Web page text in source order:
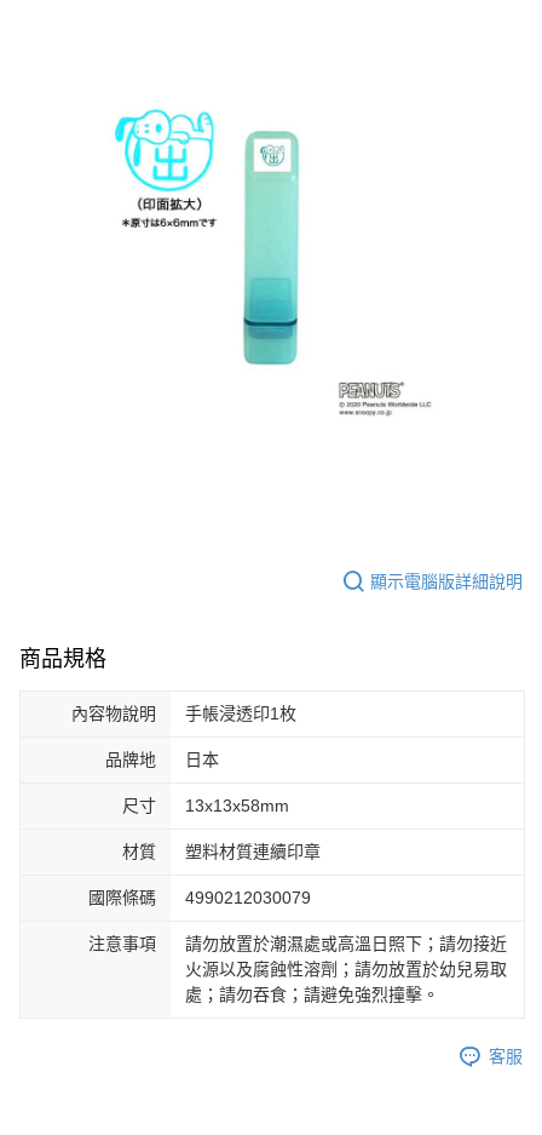
顯示電腦版詳細說明
商品規格
內容物說明 手帳浸透印1枚
品牌地 日本
尺寸 13x13x58mm
材質 塑料材質連續印章
國際條碼 4990212030079
注意事項
請勿放置於潮濕處或高溫日照下；請勿接近
火源以及腐蝕性溶劑；請勿放置於幼兒易取
處；請勿吞食；請避免強烈撞擊。
客服